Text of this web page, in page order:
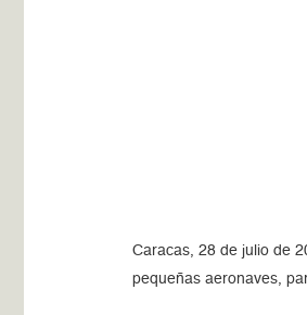
Caracas, 28 de julio de
pequeñas aeronaves,